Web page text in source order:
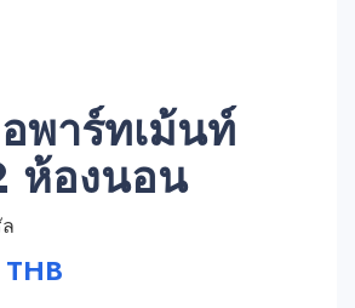
พาร์ทเม้นท์
ห้องนอน